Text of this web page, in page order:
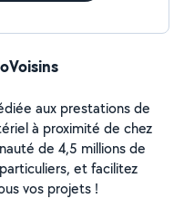
aux prestations de
à proximité de chez
de 4,5 millions de
et facilitez
vos projets !